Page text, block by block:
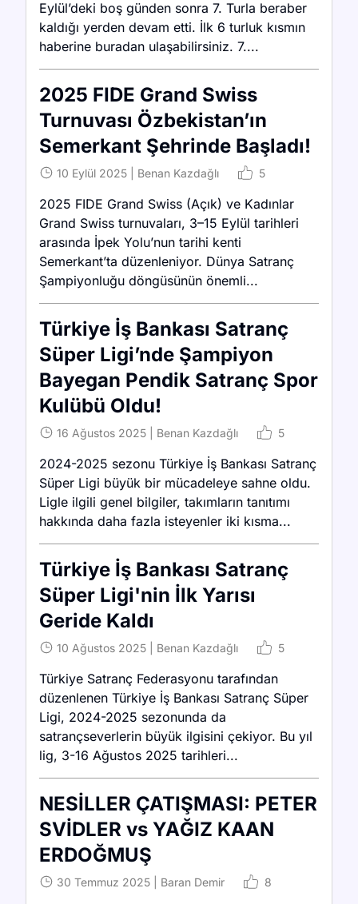
Eylül’deki boş günden sonra 7. Turla beraber
kaldığı yerden devam etti. İlk 6 turluk kısmın
haberine buradan ulaşabilirsiniz. 7....
2025 FIDE Grand Swiss
Turnuvası Özbekistan’ın
Semerkant Şehrinde Başladı!
10 Eylül 2025 Benan Kazdağlı 5
2025 FIDE Grand Swiss (Açık) ve Kadınlar
Grand Swiss turnuvaları, 3–15 Eylül tarihleri
arasında İpek Yolu’nun tarihi kenti
Semerkant’ta düzenleniyor. Dünya Satranç
Şampiyonluğu döngüsünün önemli...
Türkiye İş Bankası Satranç
Süper Ligi’nde Şampiyon
Bayegan Pendik Satranç Spor
Kulübü Oldu!
16 Ağustos 2025 Benan Kazdağlı 5
2024-2025 sezonu Türkiye İş Bankası Satranç
Süper Ligi büyük bir mücadeleye sahne oldu.
Ligle ilgili genel bilgiler, takımların tanıtımı
hakkında daha fazla isteyenler iki kısma...
Türkiye İş Bankası Satranç
Süper Ligi'nin İlk Yarısı
Geride Kaldı
10 Ağustos 2025 Benan Kazdağlı 5
Türkiye Satranç Federasyonu tarafından
düzenlenen Türkiye İş Bankası Satranç Süper
Ligi, 2024-2025 sezonunda da
satrançseverlerin büyük ilgisini çekiyor. Bu yıl
lig, 3-16 Ağustos 2025 tarihleri...
NESİLLER ÇATIŞMASI: PETER
SVİDLER vs YAĞIZ KAAN
ERDOĞMUŞ
30 Temmuz 2025 Baran Demir 8